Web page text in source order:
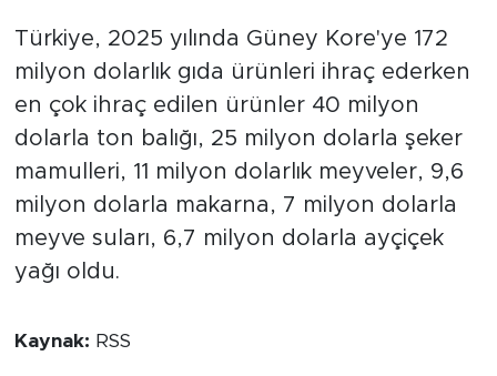
Türkiye, 2025 yılında Güney Kore'ye 172
milyon dolarlık gıda ürünleri ihraç ederken
en çok ihraç edilen ürünler 40 milyon
dolarla ton balığı, 25 milyon dolarla şeker
mamulleri, 11 milyon dolarlık meyveler, 9,6
milyon dolarla makarna, 7 milyon dolarla
meyve suları, 6,7 milyon dolarla ayçiçek
yağı oldu.
Kaynak: RSS